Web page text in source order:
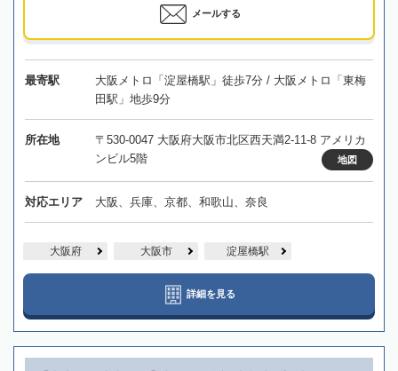
メールする
最寄駅
大阪メトロ「淀屋橋駅」徒歩7分 / 大阪メトロ「東梅
田駅」地歩9分
所在地
〒530-0047 大阪府大阪市北区西天満2-11-8 アメリカ
ンビル5階
地図
対応エリア 大阪、兵庫、京都、和歌山、奈良
大阪府 大阪市 淀屋橋駅
詳細を見る